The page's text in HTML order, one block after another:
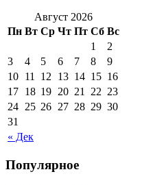
Август 2026
Пн Вт Ср Чт Пт Сб Вс
« Дек
1
2
3
4 5 6 7 8
9
10 11 12 13 14 15 16
17 18 19 20 21 22 23
24 25 26 27 28 29 30
31
Популярное